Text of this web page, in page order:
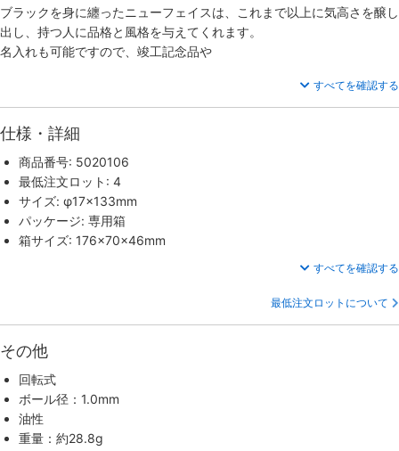
ブラックを身に纏ったニューフェイスは、これまで以上に気高さを醸し
出し、持つ人に品格と風格を与えてくれます。
名入れも可能ですので、竣工記念品や
すべてを確認する
仕様・詳細
商品番号: 5020106
最低注文ロット: 4
サイズ: φ17×133mm
パッケージ: 専用箱
箱サイズ: 176×70×46mm
すべてを確認する
最低注文ロットについて
その他
回転式
ボール径：1.0mm
油性
重量：約28.8g